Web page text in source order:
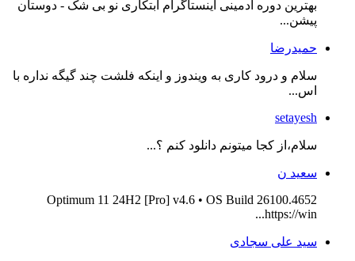
بهترین دوره ادمینی اینستاگرام ابتکاری نو بی شک - دوستان
پیشن...
حمیدرضا
سلام و درود کاری به ویندوز و اینکه فلشت چند گیگه نداره با
اس...
setayesh
سلام،از کجا میتونم دانلود کنم ؟...
سعید ن
Optimum 11 24H2 [Pro] v4.6 • OS Build 26100.4652
https://win...
سید علی سجادی